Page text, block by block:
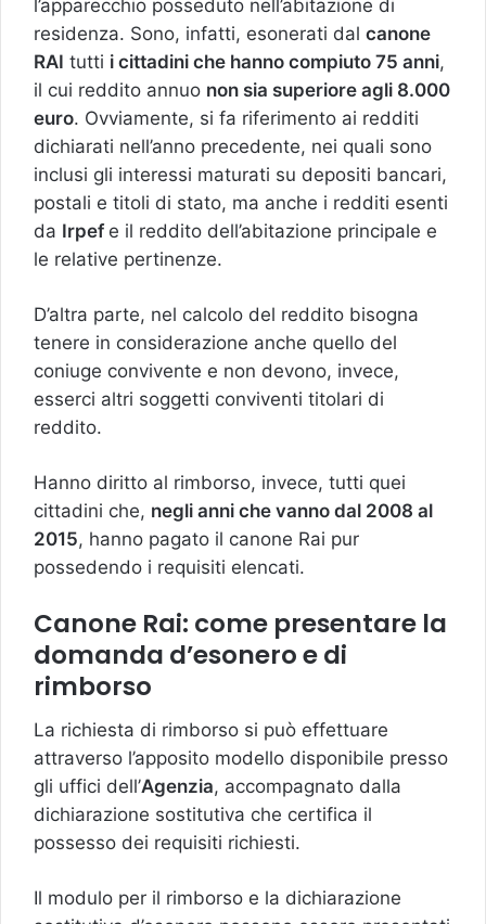
l’apparecchio posseduto nell’abitazione di
residenza. Sono, infatti, esonerati dal canone
RAI tutti i cittadini che hanno compiuto 75 anni,
il cui reddito annuo non sia superiore agli 8.000
euro. Ovviamente, si fa riferimento ai redditi
dichiarati nell’anno precedente, nei quali sono
inclusi gli interessi maturati su depositi bancari,
postali e titoli di stato, ma anche i redditi esenti
da Irpef e il reddito dell’abitazione principale e
le relative pertinenze.
D’altra parte, nel calcolo del reddito bisogna
tenere in considerazione anche quello del
coniuge convivente e non devono, invece,
esserci altri soggetti conviventi titolari di
reddito.
Hanno diritto al rimborso, invece, tutti quei
cittadini che, negli anni che vanno dal 2008 al
2015, hanno pagato il canone Rai pur
possedendo i requisiti elencati.
Canone Rai: come presentare la
domanda d’esonero e di
rimborso
La richiesta di rimborso si può effettuare
attraverso l’apposito modello disponibile presso
gli uffici dell’Agenzia, accompagnato dalla
dichiarazione sostitutiva che certifica il
possesso dei requisiti richiesti.
Il modulo per il rimborso e la dichiarazione